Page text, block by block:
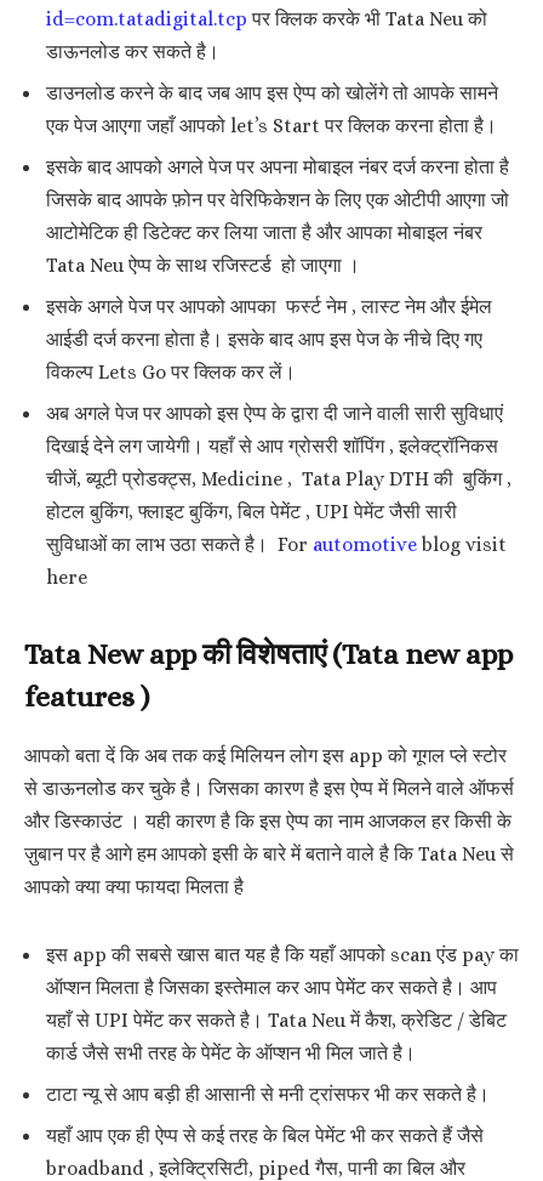
id=com.tatadigital.tcp पर क्लिक करके भी Tata Neu को
डाऊनलोड कर सकते है।
डाउनलोड करने के बाद जब आप इस ऐप्प को खोलेंगे तो आपके सामने
एक पेज आएगा जहाँ आपको let’s Start पर क्लिक करना होता है।
इसके बाद आपको अगले पेज पर अपना मोबाइल नंबर दर्ज करना होता है
जिसके बाद आपके फ़ोन पर वेरिफिकेशन के लिए एक ओटीपी आएगा जो
आटोमेटिक ही डिटेक्ट कर लिया जाता है और आपका मोबाइल नंबर
Tata Neu ऐप्प के साथ रजिस्टर्ड हो जाएगा ।
इसके अगले पेज पर आपको आपका फर्स्ट नेम , लास्ट नेम और ईमेल
आईडी दर्ज करना होता है। इसके बाद आप इस पेज के नीचे दिए गए
विकल्प Lets Go पर क्लिक कर लें।
अब अगले पेज पर आपको इस ऐप्प के द्वारा दी जाने वाली सारी सुविधाएं
दिखाई देने लग जायेगी। यहाँ से आप ग्रोसरी शॉपिंग , इलेक्ट्रॉनिकस
चीजें, ब्यूटी प्रोडक्ट्स, Medicine , Tata Play DTH की बुकिंग ,
होटल बुकिंग, फ्लाइट बुकिंग, बिल पेमेंट , UPI पेमेंट जैसी सारी
सुविधाओं का लाभ उठा सकते है। For automotive blog visit
here
Tata New app की विशेषताएं (Tata new app
features )
आपको बता दें कि अब तक कई मिलियन लोग इस app को गूगल प्ले स्टोर
से डाऊनलोड कर चुके है। जिसका कारण है इस ऐप्प में मिलने वाले ऑफर्स
और डिस्काउंट । यही कारण है कि इस ऐप्प का नाम आजकल हर किसी के
ज़ुबान पर है आगे हम आपको इसी के बारे में बताने वाले है कि Tata Neu से
आपको क्या क्या फायदा मिलता है
इस app की सबसे खास बात यह है कि यहाँ आपको scan एंड pay का
ऑप्शन मिलता है जिसका इस्तेमाल कर आप पेमेंट कर सकते है। आप
यहाँ से UPI पेमेंट कर सकते है। Tata Neu में कैश, क्रेडिट / डेबिट
कार्ड जैसे सभी तरह के पेमेंट के ऑप्शन भी मिल जाते है।
टाटा न्यू से आप बड़ी ही आसानी से मनी ट्रांसफर भी कर सकते है।
यहाँ आप एक ही ऐप्प से कई तरह के बिल पेमेंट भी कर सकते हैं जैसे
broadband , इलेक्ट्रिसिटी, piped गैस, पानी का बिल और